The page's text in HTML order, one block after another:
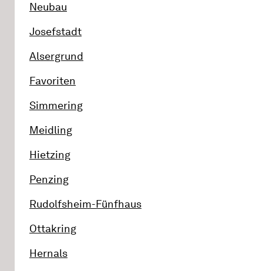
Neubau
Josefstadt
Alsergrund
Favoriten
Simmering
Meidling
Hietzing
Penzing
Rudolfsheim-Fünfhaus
Ottakring
Hernals